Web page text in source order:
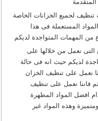
تنظيف لجميع الخزانات الخاصة
المستعملة فى هذا
من المهمات المتواجدة لديكم
نعمل من خلالها على
لديكم حيث انه فى حالة
نعمل على تنظيف الخزان
فاننا نعمل على تنظيف
افضل المواد المطهرة
وهذه المواد غير